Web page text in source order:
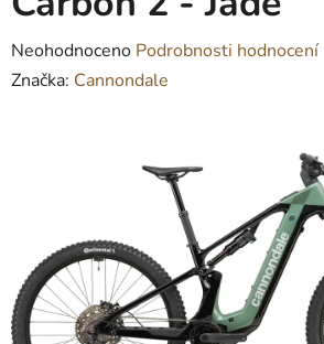
Průměrné
hodnocení
hvězdiček.
Neohodnoceno Podrobnosti hodnocení
Značka: Cannondale